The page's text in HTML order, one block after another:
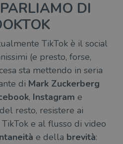
DI
TikTok è il social
(e presto, forse,
sta mettendo in seria
di Mark Zuckerberg
, Instagram e
resto, resistere ai
e al flusso di video
e della brevità: